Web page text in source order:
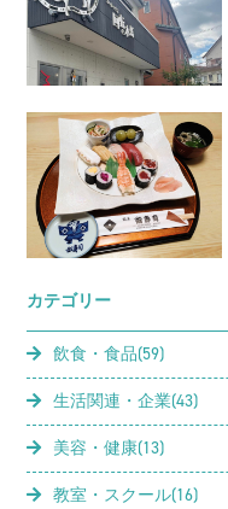
カテゴリー
飲食・食品(59)
生活関連・企業(43)
美容・健康(13)
教室・スクール(16)